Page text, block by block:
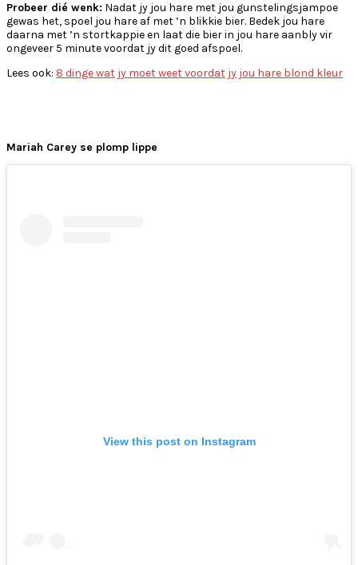
Probeer dié wenk: Nadat jy jou hare met jou gunstelingsjampoe
gewas het, spoel jou hare af met ’n blikkie bier. Bedek jou hare
daarna met ’n stortkappie en laat die bier in jou hare aanbly vir
ongeveer 5 minute voordat jy dit goed afspoel.
Lees ook: 8 dinge wat jy moet weet voordat jy jou hare blond kleur
Mariah Carey se plomp lippe
View this post on Instagram